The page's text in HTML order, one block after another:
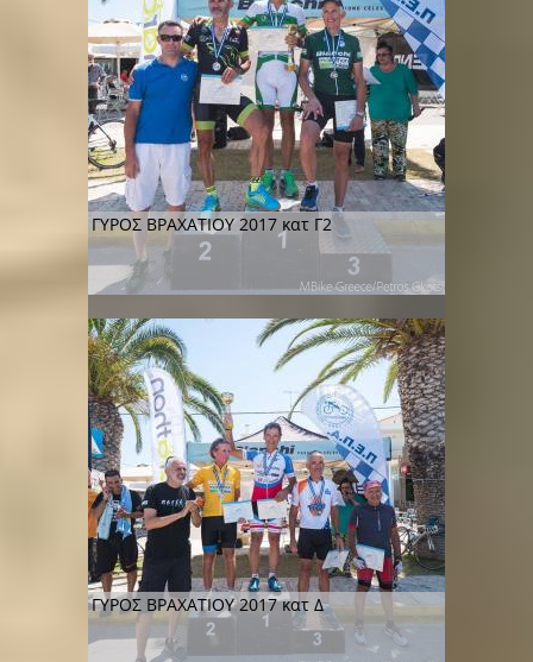
ΓΥΡΟΣ ΒΡΑΧΑΤΙΟΥ 2017 κατ Γ2
ΓΥΡΟΣ ΒΡΑΧΑΤΙΟΥ 2017 κατ Δ